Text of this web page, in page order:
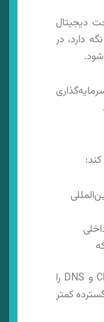
دیجیتال
دارد، در
برای مثال، اگر شرکت‌ها دیتاسنتر، CDN و DNS را
کمتر